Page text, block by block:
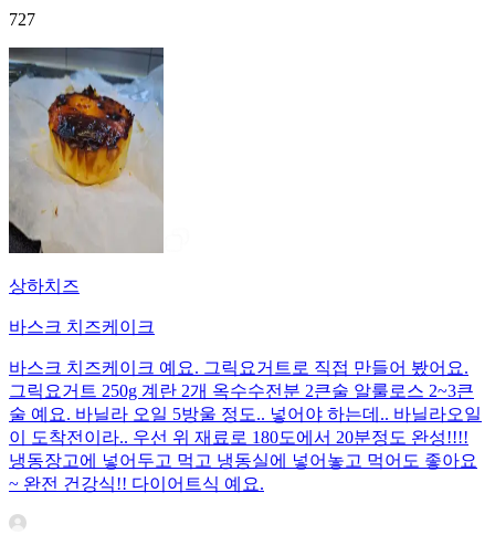
727
상하치즈
바스크 치즈케이크
바스크 치즈케이크 예요. 그릭요거트로 직접 만들어 봤어요.
그릭요거트 250g 계란 2개 옥수수전분 2큰술 알룰로스 2~3큰
술 예요. 바닐라 오일 5방울 정도.. 넣어야 하는데.. 바닐라오일
이 도착전이라.. 우선 위 재료로 180도에서 20분정도 완성!!!!
냉동장고에 넣어두고 먹고 냉동실에 넣어놓고 먹어도 좋아요
~ 완전 건강식!! 다이어트식 예요.